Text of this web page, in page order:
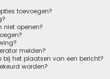
toevoegen?
niet openen?
melden?
het plaatsen van een bericht?
worden?